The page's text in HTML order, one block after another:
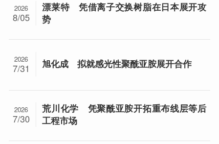
漂莱特 凭借离子交换树脂在日本展开攻
势
2026
8/05
旭化成 拟就感光性聚酰亚胺展开合作
2026
7/31
荒川化学 凭聚酰亚胺开拓重布线层等后
工程市场
2026
7/30